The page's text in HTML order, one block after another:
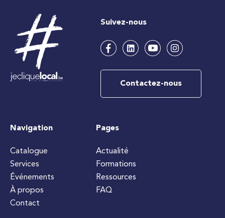
Suivez-nous
Contactez-nous
Navigation
Catalogue
Services
Événements
À propos
Contact
Pages
Actualité
Formations
Ressources
FAQ